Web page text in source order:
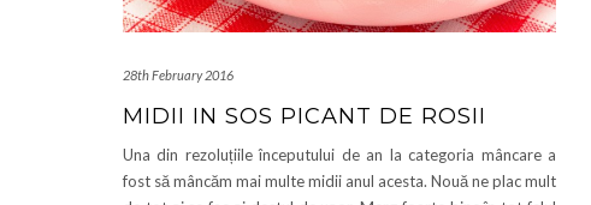
28th February 2016
MIDII IN SOS PICANT DE ROSII
Una din rezoluțiile începutului de an la categoria mâncare a
fost să mâncăm mai multe midii anul acesta. Nouă ne plac mult